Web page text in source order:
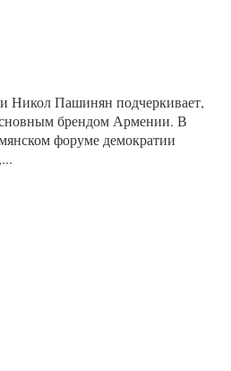
Никол Пашинян подчеркивает,
брендом Армении. В
форуме демократии